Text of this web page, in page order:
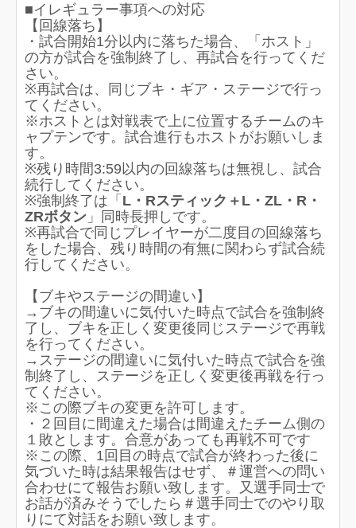
■イレギュラー事項への対応
【回線落ち】
・試合開始1分以内に落ちた場合、「ホスト」
の方が試合を強制終了し、再試合を行ってくだ
さい。
※再試合は、同じブキ・ギア・ステージで行っ
てください。
※ホストとは対戦表で上に位置するチームのキ
ャプテンです。試合進行もホストがお願いしま
す。
※残り時間3:59以内の回線落ちは無視し、試合
続行してください。
※強制終了は「 L・Rスティック＋L・ZL・R・
ZRボタン 」同時長押しです。
※再試合で同じプレイヤーが二度目の回線落ち
をした場合、残り時間の有無に関わらず試合続
行してください。
【ブキやステージの間違い】
→ブキの間違いに気付いた時点で試合を強制終
了し、ブキを正しく変更後同じステージで再戦
を行ってください。
→ステージの間違いに気付いた時点で試合を強
制終了し、ステージを正しく変更後再戦を行っ
てください。
※この際ブキの変更を許可します。
・２回目に間違えた場合は間違えたチーム側の
１敗とします。合意があっても再戦不可です
※この際、1回目の時点で試合が終わった後に
気づいた時は結果報告はせず、＃運営への問い
合わせにて報告お願い致します。又選手同士で
お話が済みそうでしたら＃選手同士でのやり取
りにて対話をお願い致します。